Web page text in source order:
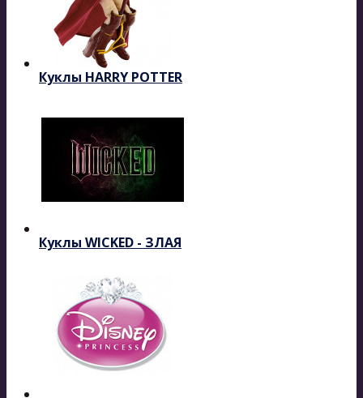
Куклы HARRY POTTER
Куклы WICKED - ЗЛАЯ